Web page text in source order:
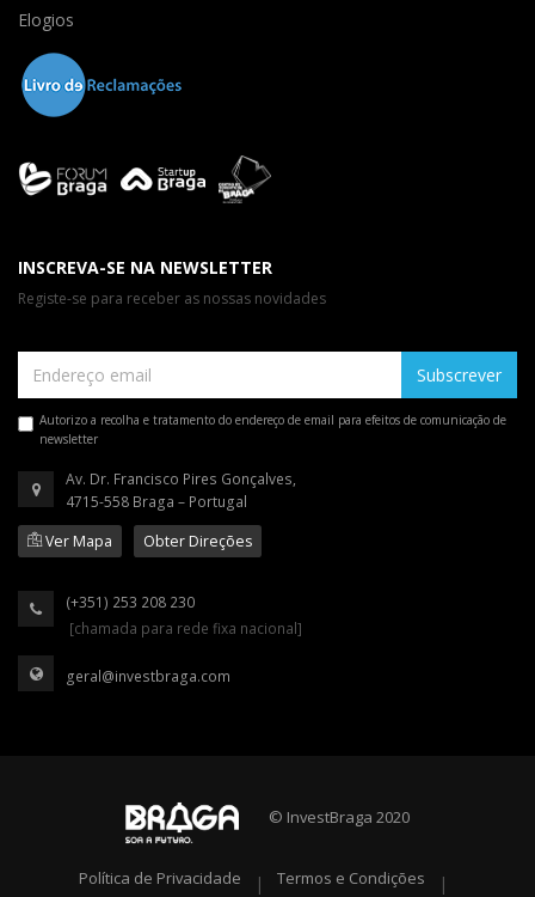
Elogios
INSCREVA-SE NA NEWSLETTER
Registe-se para receber as nossas novidades
Subscrever
Autorizo a recolha e tratamento do endereço de email para efeitos de comunicação de
newsletter
Av. Dr. Francisco Pires Gonçalves,
4715-558 Braga – Portugal
Ver Mapa
Obter Direções
(+351) 253 208 230
[chamada para rede fixa nacional]
geral@investbraga.com
© InvestBraga 2020
Política de Privacidade | Termos e Condições |